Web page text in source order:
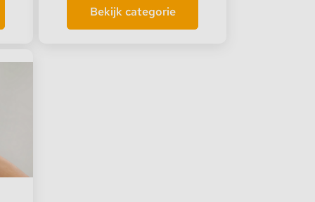
Bekijk categorie